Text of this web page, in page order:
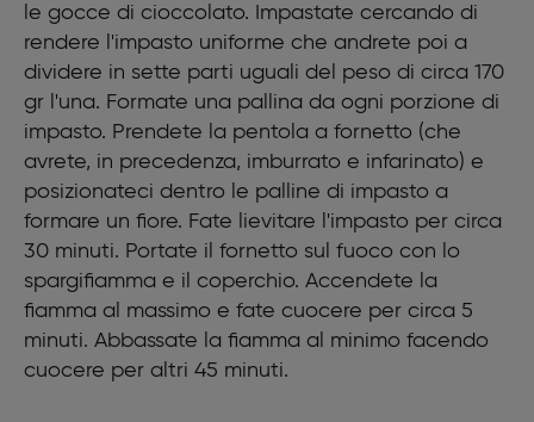
le gocce di cioccolato. Impastate cercando di
rendere l'impasto uniforme che andrete poi a
dividere in sette parti uguali del peso di circa 170
gr l'una. Formate una pallina da ogni porzione di
impasto. Prendete la pentola a fornetto (che
avrete, in precedenza, imburrato e infarinato) e
posizionateci dentro le palline di impasto a
formare un fiore. Fate lievitare l'impasto per circa
30 minuti. Portate il fornetto sul fuoco con lo
spargifiamma e il coperchio. Accendete la
fiamma al massimo e fate cuocere per circa 5
minuti. Abbassate la fiamma al minimo facendo
cuocere per altri 45 minuti.